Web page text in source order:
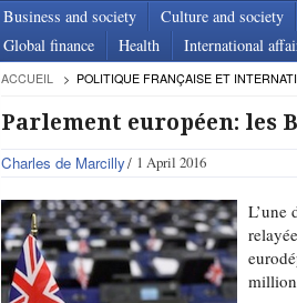
Business and society Culture and society
Global finance
Health International
ACCUEIL POLITIQUE FRANÇAISE ET
Parlement européen: les
Charles de Marcilly 1 April 2016
L’une